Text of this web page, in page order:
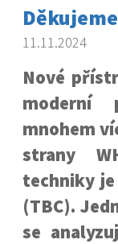
11.11.2024
Nové
moderní
mnohem
strany
techniky
(TBC).
se